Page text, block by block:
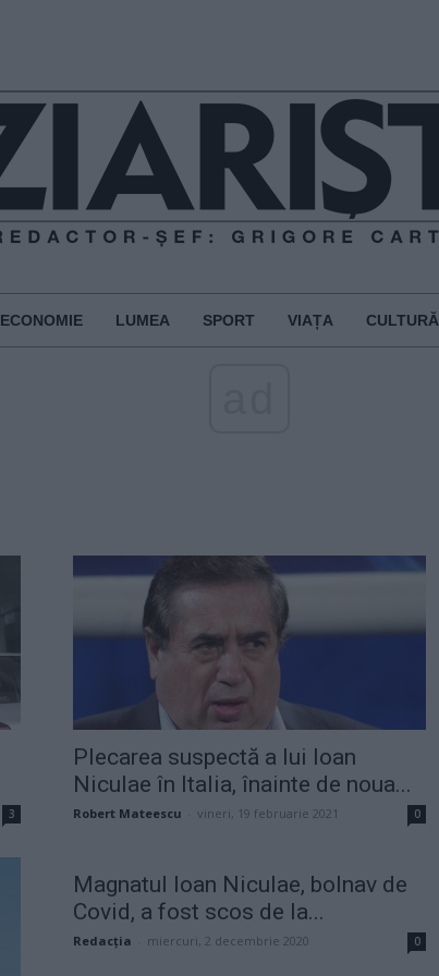
ECONOMIE LUMEA SPORT VIAȚA CULTURĂ
3
Plecarea suspectă a lui Ioan
Niculae în Italia, înainte de noua...
Robert Mateescu vineri, 19 februarie 2021 0
Magnatul Ioan Niculae, bolnav de
Covid, a fost scos de la...
Redacţia miercuri, 2 decembrie 2020 0